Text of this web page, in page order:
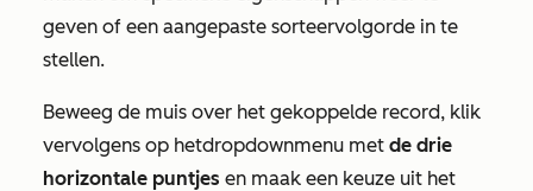
geven of een aangepaste sorteervolgorde in te
stellen.
Beweeg de muis over het gekoppelde record, klik
vervolgens op hetdropdownmenu met de drie
horizontale puntjes en maak een keuze uit het